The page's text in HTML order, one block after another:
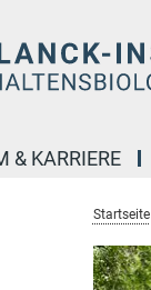
& KARRIERE
Startseite